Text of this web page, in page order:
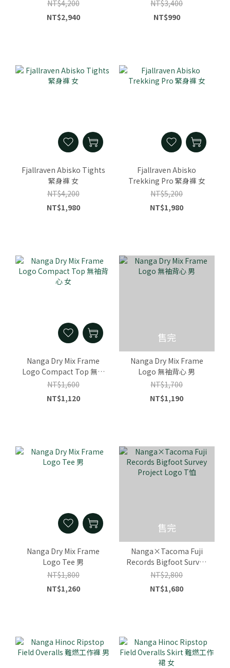
NT$4,200
NT$2,940
NT$3,400
NT$990
Fjallraven Abisko Tights
緊身褲 女
NT$4,200
NT$1,980
Fjallraven Abisko
Trekking Pro 緊身褲 女
NT$5,200
NT$1,980
Nanga Dry Mix Frame
Logo Compact Top 無袖
背心 女
NT$1,600
NT$1,120
售完
Nanga Dry Mix Frame
Logo 無袖背心 男
NT$1,700
NT$1,190
Nanga Dry Mix Frame
Logo Tee 男
NT$1,800
NT$1,260
售完
Nanga×Tacoma Fuji
Records Bigfoot Survey
Project Logo T恤
NT$2,800
NT$1,680